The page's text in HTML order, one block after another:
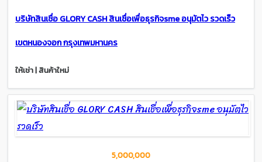
บริษัทสินเชื่อ GLORY CASH สินเชื่อเพื่อธุรกิจsme อนุมัตไว รวดเร็ว
เขตหนองจอก กรุงเทพมหานคร
ให้เช่า | สินค้าใหม่
5,000,000